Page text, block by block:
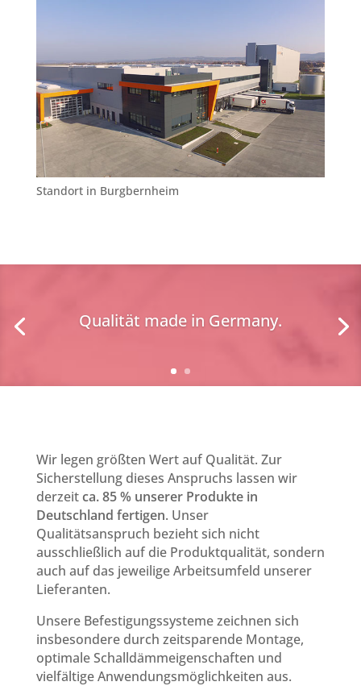
Standort in Burgbernheim
Qualität made in Germany.
Wir legen größten Wert auf Qualität. Zur
Sicherstellung dieses Anspruchs lassen wir
derzeitca. 85 % unserer Produkte in
Deutschland fertigen. Unser
Qualitätsanspruch bezieht sich nicht
ausschließlich auf die Produktqualität, sondern
auch auf das jeweilige Arbeitsumfeld unserer
Lieferanten.
Unsere Befestigungssysteme zeichnen sich
insbesondere durch zeitsparende Montage,
optimale Schalldämmeigenschaften und
vielfältige Anwendungsmöglichkeiten aus.